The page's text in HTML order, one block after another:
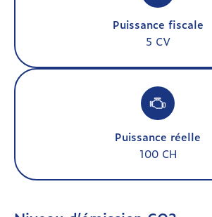
Puissance fiscale
5 CV
Puissance réelle
100 CH